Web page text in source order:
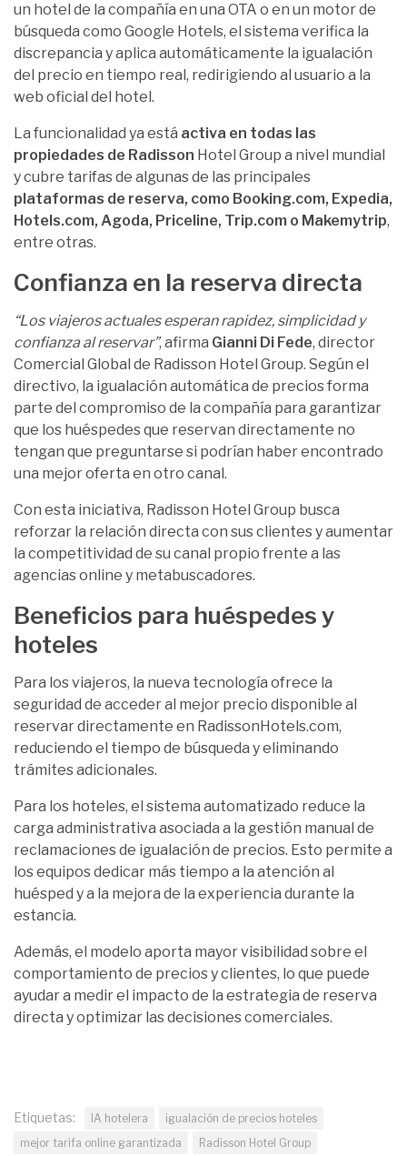
un hotel de la compañía en una OTA o en un motor de
búsqueda como Google Hotels, el sistema verifica la
discrepancia y aplica automáticamente la igualación
del precio en tiempo real, redirigiendo al usuario a la
web oficial del hotel.
La funcionalidad ya está activa en todas las
propiedades de Radisson Hotel Group a nivel mundial
y cubre tarifas de algunas de las principales
plataformas de reserva, como Booking.com, Expedia,
Hotels.com, Agoda, Priceline, Trip.com o Makemytrip,
entre otras.
Confianza en la reserva directa
“Los viajeros actuales esperan rapidez, simplicidad y
confianza al reservar”, afirma Gianni Di Fede, director
Comercial Global de Radisson Hotel Group. Según el
directivo, la igualación automática de precios forma
parte del compromiso de la compañía para garantizar
que los huéspedes que reservan directamente no
tengan que preguntarse si podrían haber encontrado
una mejor oferta en otro canal.
Con esta iniciativa, Radisson Hotel Group busca
reforzar la relación directa con sus clientes y aumentar
la competitividad de su canal propio frente a las
agencias online y metabuscadores.
Beneficios para huéspedes y
hoteles
Para los viajeros, la nueva tecnología ofrece la
seguridad de acceder al mejor precio disponible al
reservar directamente en RadissonHotels.com,
reduciendo el tiempo de búsqueda y eliminando
trámites adicionales.
Para los hoteles, el sistema automatizado reduce la
carga administrativa asociada a la gestión manual de
reclamaciones de igualación de precios. Esto permite a
los equipos dedicar más tiempo a la atención al
huésped y a la mejora de la experiencia durante la
estancia.
Además, el modelo aporta mayor visibilidad sobre el
comportamiento de precios y clientes, lo que puede
ayudar a medir el impacto de la estrategia de reserva
directa y optimizar las decisiones comerciales.
Etiquetas: IA hotelera
igualación de precios hoteles
mejor tarifa online garantizada
Radisson Hotel Group